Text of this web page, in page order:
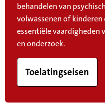
behandelen van
volwassenen of
essentiële vaardigheden
en onderzoek.
Toelatingseisen